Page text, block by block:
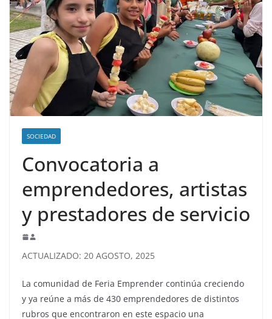
SOCIEDAD
Convocatoria a
emprendedores, artistas
y prestadores de servicio
ACTUALIZADO: 20 AGOSTO, 2025
La comunidad de Feria Emprender continúa creciendo
y ya reúne a más de 430 emprendedores de distintos
rubros que encontraron en este espacio una